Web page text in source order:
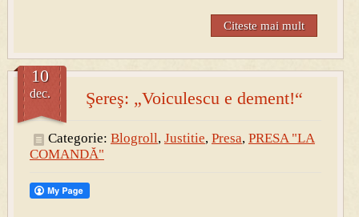
Citeste mai mult
Şereş: „Voiculescu e dement!“
10
dec.
Categorie: Blogroll, Justitie, Presa, PRESA "LA
COMANDĂ"